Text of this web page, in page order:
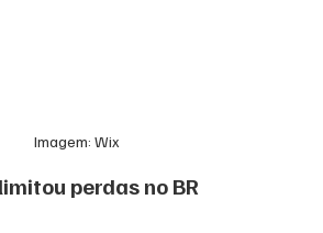
Imagem: Wix
perdas no BR